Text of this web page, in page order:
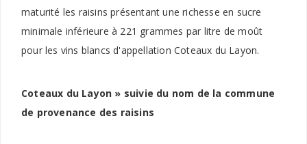
maturité les raisins présentant une richesse en sucre
minimale inférieure à 221 grammes par litre de moût
pour les vins blancs d'appellation Coteaux du Layon.
Coteaux du Layon » suivie du nom de la commune
de provenance des raisins